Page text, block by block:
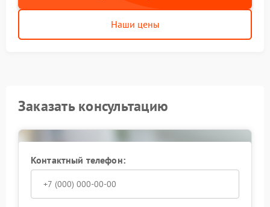
Наши цены
Заказать консультацию
Контактный телефон: